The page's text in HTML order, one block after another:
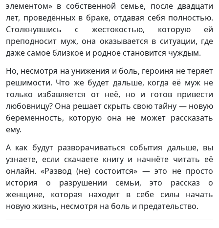
элементом» в собственной семье, после двадцати
лет, проведённых в браке, отдавая себя полностью.
Столкнувшись с жестокостью, которую ей
преподносит муж, она оказывается в ситуации, где
даже самое близкое и родное становится чуждым.
Но, несмотря на унижения и боль, героиня не теряет
решимости. Что же будет дальше, когда её муж не
только избавляется от неё, но и готов привести
любовницу? Она решает скрыть свою тайну — новую
беременность, которую она не может рассказать
ему.
А как будут разворачиваться события дальше, вы
узнаете, если скачаете книгу и начнёте читать её
онлайн. «Развод (не) состоится» — это не просто
история о разрушении семьи, это рассказ о
женщине, которая находит в себе силы начать
новую жизнь, несмотря на боль и предательство.